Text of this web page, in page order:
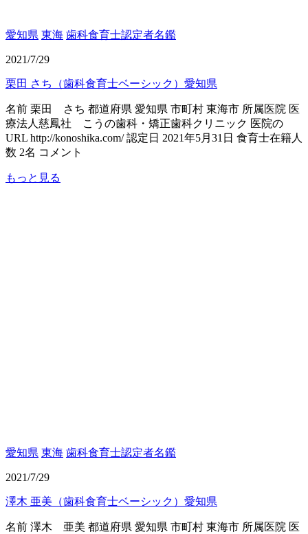
愛知県 東海 歯科食育士認定者名鑑
2021/7/29
栗田 さち（歯科食育士ベーシック）愛知県
名前 栗田 さち 都道府県 愛知県 市町村 東海市 所属医院 医
療法人慈鳳社 こうの歯科・矯正歯科クリニック 医院の
URL http://konoshika.com/ 認定日 2021年5月31日 食育士在籍人
数 2名 コメント
もっと見る
愛知県 東海 歯科食育士認定者名鑑
2021/7/29
澤木 亜美（歯科食育士ベーシック）愛知県
名前 澤木 亜美 都道府県 愛知県 市町村 東海市 所属医院 医